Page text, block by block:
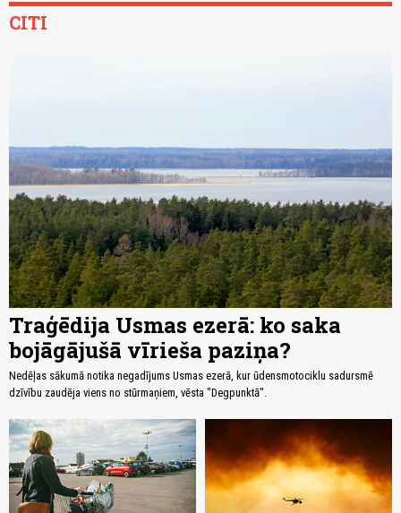
CITI
Traģēdija Usmas ezerā: ko saka
bojāgājušā vīrieša paziņa?
Nedēļas sākumā notika negadījums Usmas ezerā, kur ūdensmotociklu sadursmē
dzīvību zaudēja viens no stūrmaņiem, vēsta "Degpunktā".